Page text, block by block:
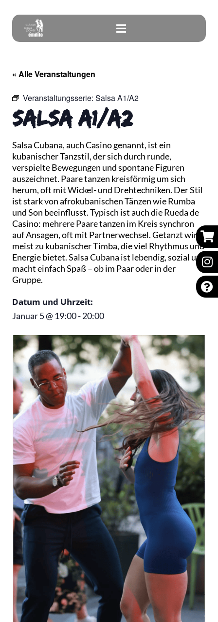
« Alle Veranstaltungen
Veranstaltungsserie: Salsa A1/A2
Salsa A1/A2
Salsa Cubana, auch Casino genannt, ist ein
kubanischer Tanzstil, der sich durch runde,
verspielte Bewegungen und spontane Figuren
auszeichnet. Paare tanzen kreisförmig um sich
herum, oft mit Wickel- und Drehtechniken. Der Stil
ist stark von afrokubanischen Tänzen wie Rumba
und Son beeinflusst. Typisch ist auch die Rueda de
Casino: mehrere Paare tanzen im Kreis synchron
auf Ansagen, oft mit Partnerwechsel. Getanzt wird
meist zu kubanischer Timba, die viel Rhythmus und
Energie bietet. Salsa Cubana ist lebendig, sozial und
macht einfach Spaß – ob im Paar oder in der
Gruppe.
Datum und Uhrzeit:
Januar 5@ 19:00-20:00